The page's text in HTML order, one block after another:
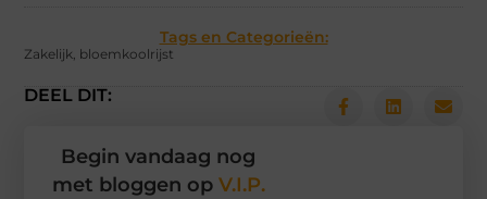
Tags en Categorieën:
Zakelijk, bloemkoolrijst
DEEL DIT:
Begin vandaag nog
met bloggen op V.I.P.